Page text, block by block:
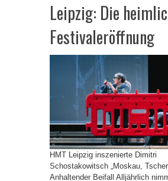
Leipzig: Die
Festivaleröffnung
HMT Leipzig inszenierte Dimitri
Schostakowitsch „Moskau,
Anhaltender Beifall Alljährlich